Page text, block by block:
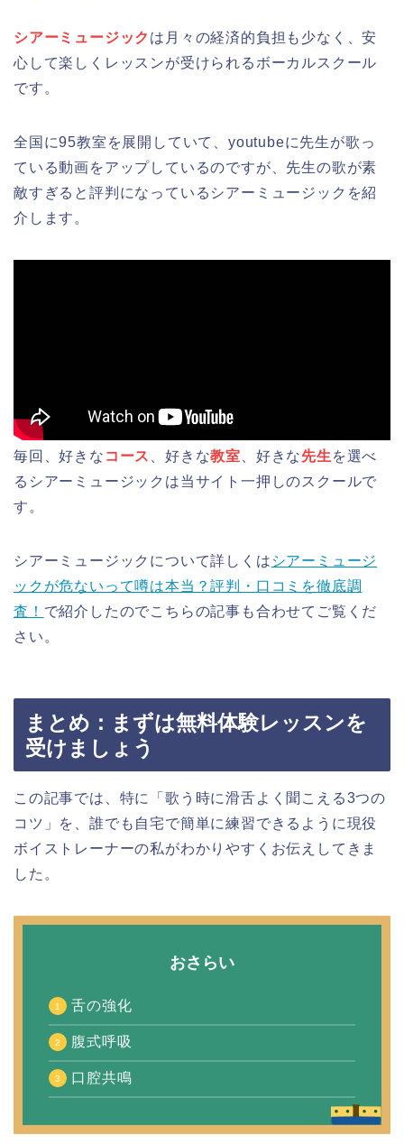
シアーミュージック は月々の経済的負担も少なく、安
心して楽しくレッスンが受けられるボーカルスクール
です。
全国に95教室を展開していて、youtubeに先生が歌っ
ている動画をアップしているのですが、先生の歌が素
敵すぎると評判になっているシアーミュージックを紹
介します。
毎回、好きな コース 、好きな教室 、好きな先生 を選べ
るシアーミュージックは当サイト一押しのスクールで
す。
シアーミュージックについて詳しくは シアーミュージ
ックが危ないって噂は本当？評判・口コミを徹底調
査！ で紹介したのでこちらの記事も合わせてご覧くだ
さい。
まとめ：まずは無料体験レッスンを
受けましょう
この記事では、特に「歌う時に滑舌よく聞こえる3つの
コツ」を、誰でも自宅で簡単に練習できるように現役
ボイストレーナーの私がわかりやすくお伝えしてきま
した。
おさらい
舌の強化
腹式呼吸
口腔共鳴